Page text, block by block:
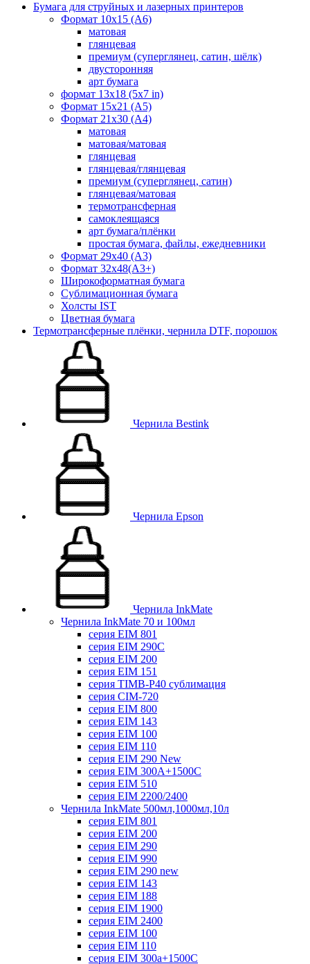
Бумага для струйных и лазерных принтеров
Формат 10х15 (A6)
матовая
глянцевая
премиум (суперглянец, сатин, шёлк)
двусторонняя
арт бумага
формат 13x18 (5x7 in)
Формат 15х21 (A5)
Формат 21х30 (А4)
матовая
матовая/матовая
глянцевая
глянцевая/глянцевая
премиум (суперглянец, сатин)
глянцевая/матовая
термотрансферная
самоклеящаяся
арт бумага/плёнки
простая бумага, файлы, ежедневники
Формат 29х40 (А3)
Формат 32х48(А3+)
Широкоформатная бумага
Сублимационная бумага
Холсты IST
Цветная бумага
Термотрансферные плёнки, чернила DTF, порошок
Чернила Bestink
Чернила Epson
Чернила InkMate
Чернила InkMate 70 и 100мл
серия EIM 801
серия EIM 290C
серия EIM 200
серия EIM 151
серия TIMB-P40 сублимация
серия CIM-720
серия EIM 800
серия EIM 143
серия EIM 100
серия EIM 110
серия EIM 290 New
серия EIM 300А+1500С
серия EIM 510
серия EIM 2200/2400
Чернила InkMate 500мл,1000мл,10л
серия EIM 801
серия EIM 200
серия EIM 290
серия EIM 990
серия EIM 290 new
серия EIM 143
серия EIM 188
серия EIM 1900
серия EIM 2400
серия EIM 100
серия EIM 110
серия EIM 300a+1500C